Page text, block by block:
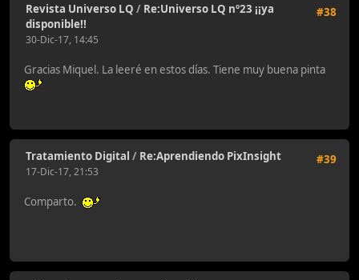
#38
Revista Universo LQ / Re:Universo LQ nº23 ¡¡ya
disponible!!
30-Dic-17, 14:45
Gracias Miquel. La leeré en estos días. Tiene muy buena pinta
#39
Tratamiento Digital / Re:Aprendiendo PixInsight
17-Dic-17, 21:53
Comparto.